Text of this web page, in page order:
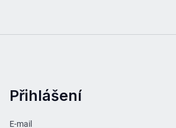
y
Přihlášení
E-mail